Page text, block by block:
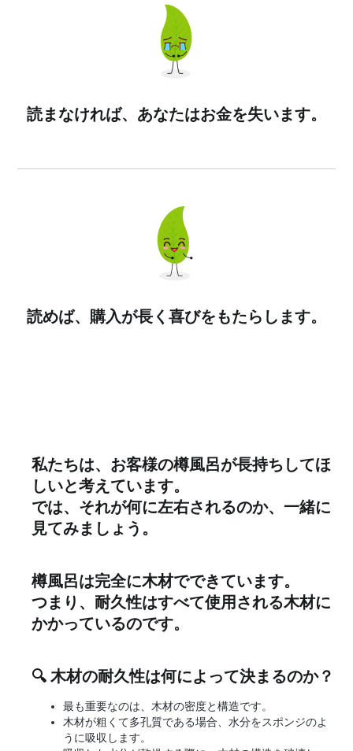
読まなければ、あなたはお金を失います。
読めば、購入が長く喜びをもたらします。
私たちは、お客様の樽風呂が長持ちしてほ
しいと考えています。
では、それが何に左右されるのか、一緒に
見てみましょう。
樽風呂は完全に木材でできています。
つまり、耐久性はすべて使用される木材に
かかっているのです。
🔍 木材の耐久性は何によって決まるのか？
最も重要なのは、木材の密度と構造です。
木材が粗くて多孔質である場合、水分をスポンジのよ
うに吸収します。